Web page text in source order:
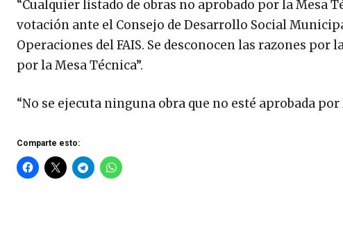
“Cualquier listado de obras no aprobado por la Mesa
votación ante el Consejo de Desarrollo Social
Operaciones del FAIS. Se desconocen las razones
por la Mesa Técnica”.
“No se ejecuta ninguna obra que no esté aprobada por
Comparte esto: